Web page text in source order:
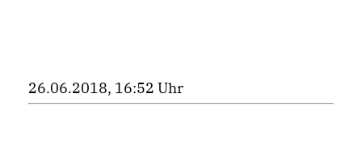
26.06.2018, 16:52 Uhr